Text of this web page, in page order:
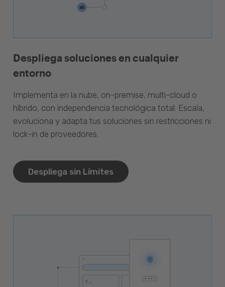
Despliega soluciones en cualquier
entorno
Implementa en la nube, on-premise, multi-cloud o
híbrido, con independencia tecnológica total. Escala,
evoluciona y adapta tus soluciones sin restricciones ni
lock-in de proveedores.
Despliega sin Límites